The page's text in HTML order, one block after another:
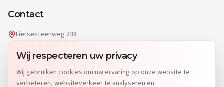
Wij respecteren uw privacy
Wij gebruiken cookies om uw ervaring op onze website te
verbeteren, websiteverkeer te analyseren en
Contact
Liersesteenweg 238
info@dgwheels.be
014 96 04 32